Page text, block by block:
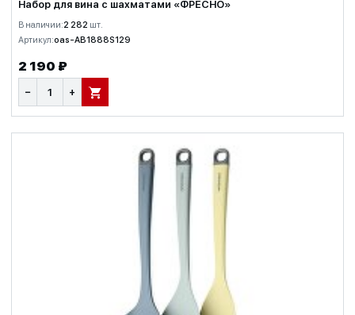
Набор для вина с шахматами «ФРЕСНО»
В наличии:2 282 шт.
Артикул:oas-AB1888S129
2 190 ₽
− + В КОРЗИНУ